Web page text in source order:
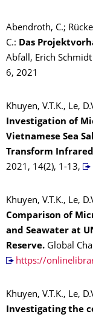
Abendroth, C.;
C.: Das
Abfall, Erich
6, 2021
Khuyen, V.T.K., Le,
Investigation of
Vietnamese Sea
Transform
2021, 14(2), 1-13,
Khuyen, V.T.K., Le,
Comparison of
and Seawater at
Reserve. Global
https://
Khuyen, V.T.K., Le,
Investigating the